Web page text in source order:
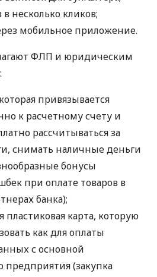
в несколько кликов;
мобильное приложение.
ФЛП и юридическим
привязывается
к расчетному счету и
рассчитываться за
снимать наличные деньги
бонусы
при оплате товаров в
банка);
пластиковая карта, которую
как для оплаты
с основной
предприятия (закупка